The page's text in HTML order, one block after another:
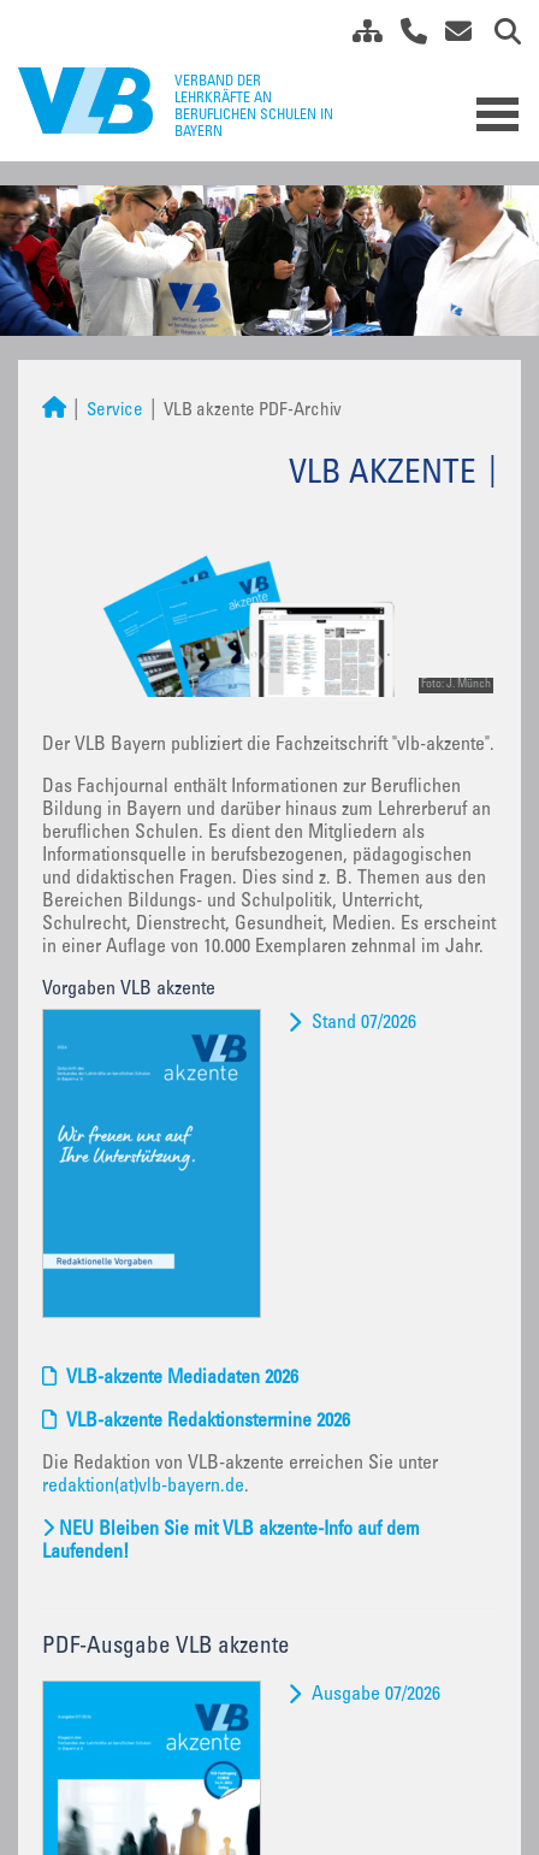
Service VLB akzente PDF-Archiv
VLB AKZENTE
Foto: J. Münch
Der VLB Bayern publiziert die Fachzeitschrift "vlb-akzente".
Das Fachjournal enthält Informationen zur Beruflichen
Bildung in Bayern und darüber hinaus zum Lehrerberuf an
beruflichen Schulen. Es dient den Mitgliedern als
Informationsquelle in berufsbezogenen, pädagogischen
und didaktischen Fragen. Dies sind z. B. Themen aus den
Bereichen Bildungs- und Schulpolitik, Unterricht,
Schulrecht, Dienstrecht, Gesundheit, Medien. Es erscheint
in einer Auflage von 10.000 Exemplaren zehnmal im Jahr.
Vorgaben VLB akzente
Stand 07/2026
VLB-akzente Mediadaten 2026
VLB-akzente Redaktionstermine 2026
Die Redaktion von VLB-akzente erreichen Sie unter
redaktion(at)vlb-bayern.de.
NEU Bleiben Sie mit VLB akzente-Info auf dem
Laufenden!
PDF-Ausgabe VLB akzente
Ausgabe 07/2026